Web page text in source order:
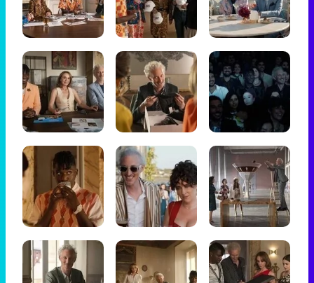
Tráiler de la tercera temporada de 'The Walking Dead: Dead City' de AMC+
Canción ganadora de Eurovisión 2026: DARA con "Bangaranga" por Bulgaria